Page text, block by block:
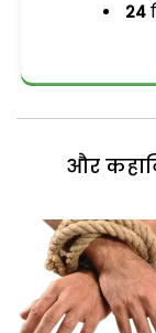
24
और